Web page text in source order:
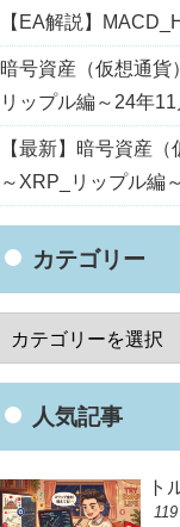
【EA解説】
暗号資産（仮想通貨
リップル編～24年
【最新】暗号資産
～XRP_リップル編～
カテゴリー
人気記事
ト